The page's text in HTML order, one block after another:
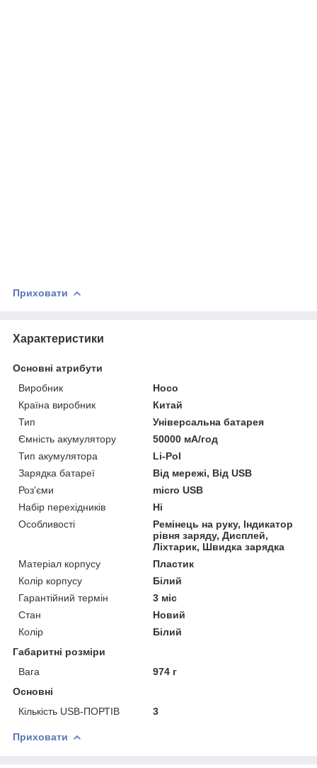
Приховати
Характеристики
Основні атрибути
Виробник
Hoco
Країна виробник
Китай
Тип
Універсальна батарея
Ємність акумулятору
50000 мА/год
Тип акумулятора
Li-Pol
Зарядка батареї
Від мережі, Від USB
Роз'єми
micro USB
Набір перехідників
Ні
Особливості
Ремінець на руку, Індикатор
рівня заряду, Дисплей,
Ліхтарик, Швидка зарядка
Матеріал корпусу
Пластик
Колір корпусу
Білий
Гарантійний термін
3 міс
Стан
Новий
Колір
Білий
Габаритні розміри
Вага
974 г
Основні
Кількість USB-ПОРТІВ
3
Приховати